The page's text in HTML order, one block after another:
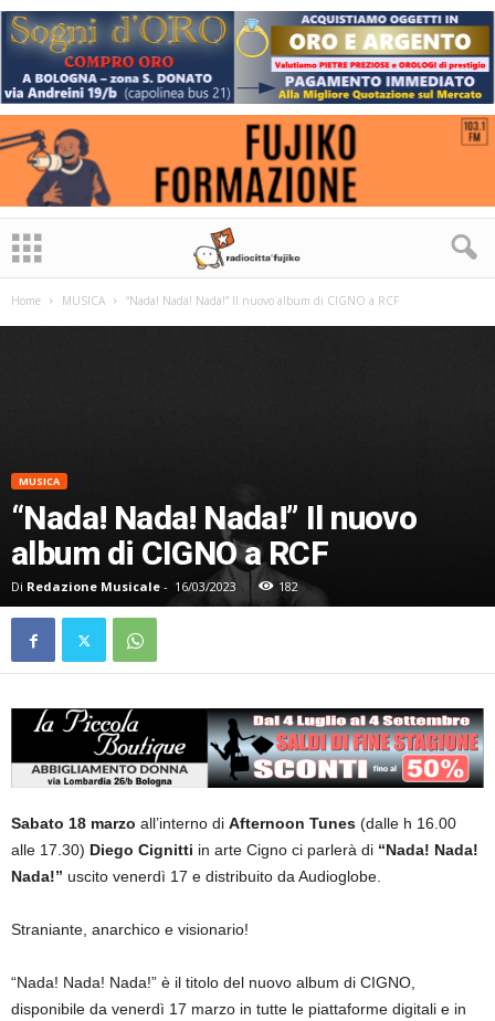
Home MUSICA “Nada! Nada! Nada!” Il nuovo album di CIGNO a RCF
MUSICA
“Nada! Nada! Nada!” Il nuovo
album di CIGNO a RCF
Di Redazione Musicale - 16/03/2023 182
Sabato 18 marzo all’interno di Afternoon Tunes (dalle h 16.00
alle 17.30) Diego Cignitti in arte Cigno ci parlerà di “Nada! Nada!
Nada!” uscito venerdì 17 e distribuito da Audioglobe.
Straniante, anarchico e visionario!
“Nada! Nada! Nada!” è il titolo del nuovo album di CIGNO,
disponibile da venerdì 17 marzo in tutte le piattaforme digitali e in